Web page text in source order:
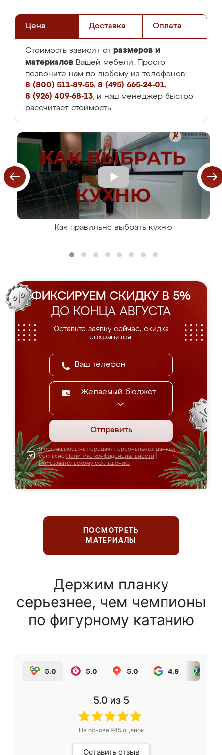
Цена Доставка Оплата
Стоимость зависит от размеров и
материалов Вашей мебели. Просто
позвоните нам по любому из телефонов:
8 (800) 511-89-55, 8 (495) 665-24-01,
8 (926) 409-68-13, и наш менеджер быстро
рассчитает стоимость.
Как правильно выбрать кухню
ФИКСИРУЕМ СКИДКУ В 5%
ДО КОНЦА АВГУСТА
Оставьте заявку сейчас, скидка
сохранится.
Желаемый бюджет
Отправить
Я соглашаюсь на передачу персональных данных
согласно Политике конфиденциальности
Пользовательскому соглашению
ПОСМОТРЕТЬ
МАТЕРИАЛЫ
Держим планку
серьезнее, чем чемпионы
по фигурному катанию
5.0 5.0 5.0 4.9
5.0 из 5
На основе 945оценок
Оставить отзыв